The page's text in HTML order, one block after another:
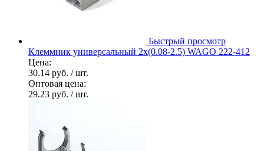
Быстрый просмотр
Клеммник универсальный 2х(0.08-2.5) WAGO 222-412
Цена:
30.14 руб. / шт.
Оптовая цена:
29.23 руб. / шт.